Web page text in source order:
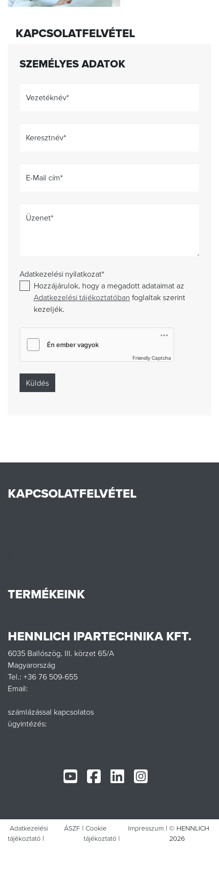
KAPCSOLATFELVÉTEL
SZEMÉLYES ADATOK
Vezetéknév*
Keresztnév*
E-Mail cím*
Üzenet*
Adatkezelési nyilatkozat*
Hozzájárulok, hogy a megadott adataimat az
Adatkezelési tájékoztatóban foglaltak szerint
kezeljék.
Friendly Captcha
KAPCSOLATFELVÉTEL
TERMÉKEINK
HENNLICH IPARTECHNIKA KFT.
6035 Ballószög, III. körzet 65/A
Magyarország
Tel.: +36 76 509-655
Email:
számlázással kapcsolatos
ügyintézés:
Adatkezelési
tájékoztató
ÁSZF
Cookie
tájékoztató
Impresszum
© HENNLICH
2026